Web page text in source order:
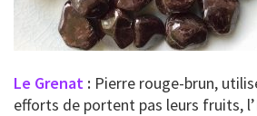
Le Grenat : Pierre rouge-brun,
efforts de portent pas leurs fruits,